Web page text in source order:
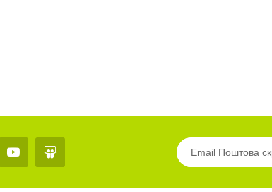
«Тварини»..